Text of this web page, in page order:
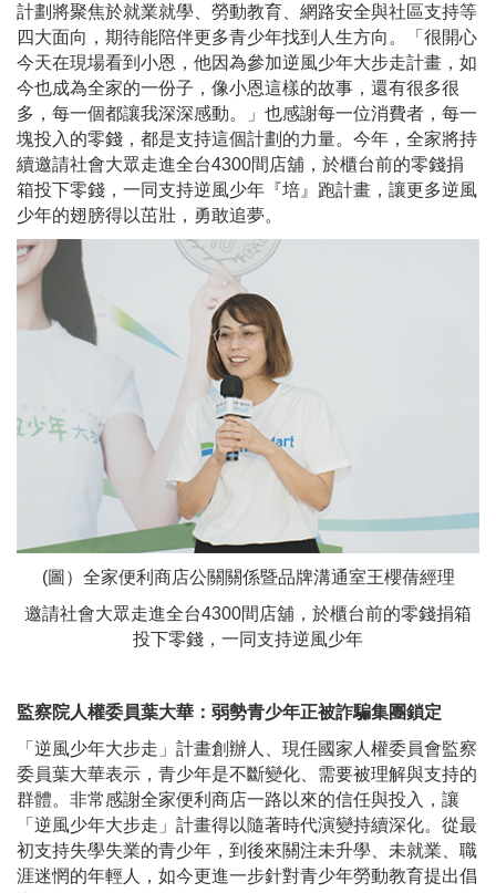
計劃將聚焦於就業就學、勞動教育、網路安全與社區支持等
四大面向，期待能陪伴更多青少年找到人生方向。「很開心
今天在現場看到小恩，他因為參加逆風少年大步走計畫，如
今也成為全家的一份子，像小恩這樣的故事，還有很多很
多，每一個都讓我深深感動。」也感謝每一位消費者，每一
塊投入的零錢，都是支持這個計劃的力量。今年，全家將持
續邀請社會大眾走進全台4300間店舖，於櫃台前的零錢捐
箱投下零錢，一同支持逆風少年『培』跑計畫，讓更多逆風
少年的翅膀得以茁壯，勇敢追夢。
(圖）全家便利商店公關關係暨品牌溝通室王櫻蒨經理
邀請社會大眾走進全台4300間店舖，於櫃台前的零錢捐箱
投下零錢，一同支持逆風少年
監察院人權委員葉大華：弱勢青少年正被詐騙集團鎖定
「逆風少年大步走」計畫創辦人、現任國家人權委員會監察
委員葉大華表示，青少年是不斷變化、需要被理解與支持的
群體。非常感謝全家便利商店一路以來的信任與投入，讓
「逆風少年大步走」計畫得以隨著時代演變持續深化。從最
初支持失學失業的青少年，到後來關注未升學、未就業、職
涯迷惘的年輕人，如今更進一步針對青少年勞動教育提出倡